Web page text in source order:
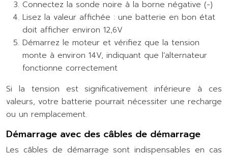
Connectez la sonde noire à la borne négative (-)
Lisez la valeur affichée : une batterie en bon état
doit afficher environ 12,6V
Démarrez le moteur et vérifiez que la tension
monte à environ 14V, indiquant que l’alternateur
fonctionne correctement
Si la tension est significativement inférieure à ces
valeurs, votre batterie pourrait nécessiter une recharge
ou un remplacement.
Démarrage avec des câbles de démarrage
Les câbles de démarrage sont indispensables en cas